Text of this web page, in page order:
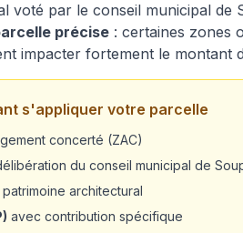
voté par le conseil municipal de
précise : certaines zones
impacter fortement le montant
s'appliquer votre parcelle
concerté (ZAC)
du conseil municipal de
architectural
avec contribution spécifique